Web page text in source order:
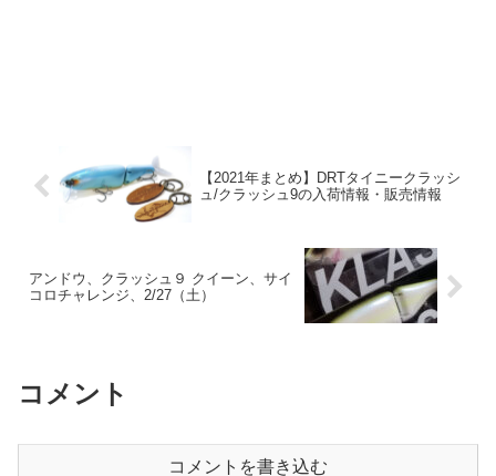
【2021年まとめ】DRTタイニークラッシ
ュ/クラッシュ9の入荷情報・販売情報
アンドウ、クラッシュ９ クイーン、サイ
コロチャレンジ、2/27（土）
コメント
コメントを書き込む